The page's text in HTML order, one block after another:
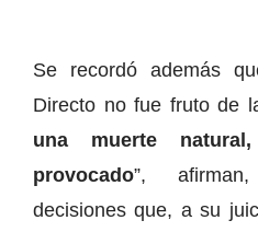
Se recordó además
Directo no fue fruto de
una muerte
provocado”,
decisiones que, a su